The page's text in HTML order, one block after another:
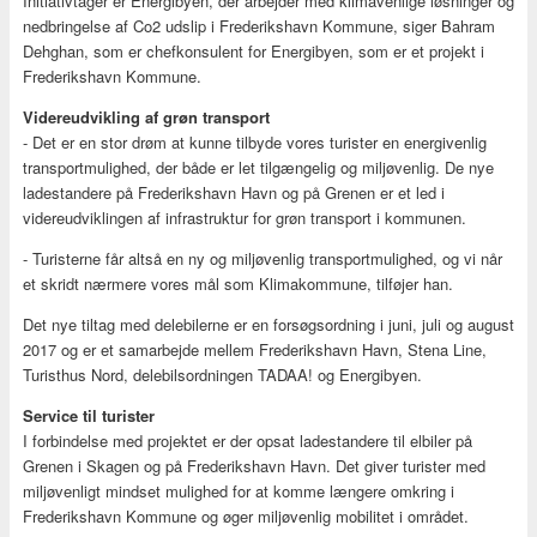
nedbringelse af Co2 udslip i Frederikshavn Kommune, siger Bahram
Dehghan, som er chefkonsulent for Energibyen, som er et projekt i
Frederikshavn Kommune.
Videreudvikling af grøn transport
- Det er en stor drøm at kunne tilbyde vores turister en energivenlig
transportmulighed, der både er let tilgængelig og miljøvenlig. De nye
ladestandere på Frederikshavn Havn og på Grenen er et led i
videreudviklingen af infrastruktur for grøn transport i kommunen.
- Turisterne får altså en ny og miljøvenlig transportmulighed, og vi når
et skridt nærmere vores mål som Klimakommune, tilføjer han.
Det nye tiltag med delebilerne er en forsøgsordning i juni, juli og august
2017 og er et samarbejde mellem Frederikshavn Havn, Stena Line,
Turisthus Nord, delebilsordningen TADAA! og Energibyen.
Service til turister
I forbindelse med projektet er der opsat ladestandere til elbiler på
Grenen i Skagen og på Frederikshavn Havn. Det giver turister med
miljøvenligt mindset mulighed for at komme længere omkring i
Frederikshavn Kommune og øger miljøvenlig mobilitet i området.